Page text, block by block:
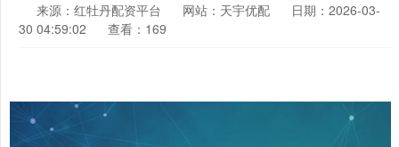
来源：红牡丹配资平台 网站：天宇优配
日期：2026-03-
30 04:59:02
查看：169